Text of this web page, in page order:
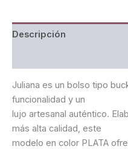
Descripción
Juliana es un bolso tipo
funcionalidad y un
lujo artesanal auténtico.
más alta calidad, este
modelo en color PLATA